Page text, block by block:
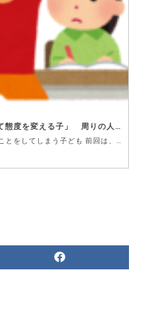
クラスに何人かは いる「相手によって態度を変える子」 周りの人に迷惑をかけ、自分もしんどい状況におちいっていく・・・。我が子をそうさせないために、大切な考え方を紹介します！（後編）
善悪の判断はついているけれど、迷惑なことをしてしまう子ども 前回は、相手によって態度や行動を変える原…